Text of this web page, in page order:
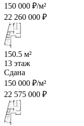
150 000 ₽/м²
22 260 000 ₽
150.5 м²
13 этаж
Сдана
150 000 ₽/м²
22 575 000 ₽